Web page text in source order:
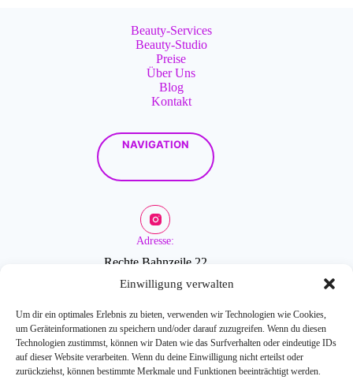
Einwilligung verwalten
Um dir ein optimales Erlebnis zu bieten, verwenden wir Technologien wie Cookies,
um Geräteinformationen zu speichern und/oder darauf zuzugreifen. Wenn du diesen
Technologien zustimmst, können wir Daten wie das Surfverhalten oder eindeutige IDs
auf dieser Website verarbeiten. Wenn du deine Einwilligung nicht erteilst oder
zurückziehst, können bestimmte Merkmale und Funktionen beeinträchtigt werden.
Beauty-Services
Beauty-Studio
Preise
Über Uns
Blog
Kontakt
NAVIGATION
Adresse:
Rechte Bahnzeile 22
Öffnungszeiten: